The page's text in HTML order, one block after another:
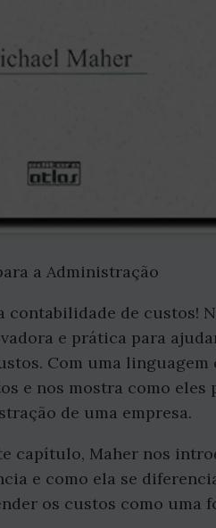
a Administração
de custos!
e prática para
Com uma linguagem
e nos mostra como eles
de uma empresa.
capítulo, Maher nos
e como ela se
os custos como uma